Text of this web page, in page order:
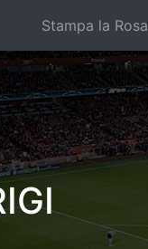
Stampa la Rosa